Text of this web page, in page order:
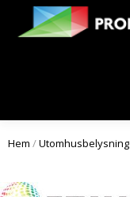
Hem /Utomhusbelysning